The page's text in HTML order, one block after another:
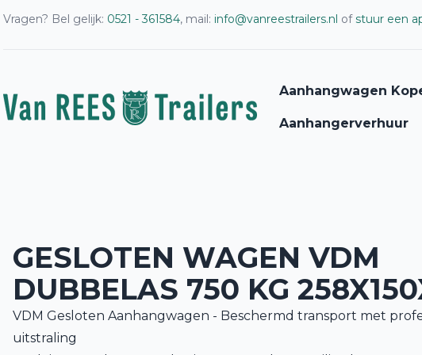
Vragen? Bel gelijk: 0521 - 361584, mail: info@vanreestrailers.nl ofstuur een
Aanhangwagen
Aanhangerverhuur
GESLOTEN WAGEN VDM
DUBBELAS 750 KG
VDM Gesloten Aanhangwagen - Beschermd transport met
uitstraling